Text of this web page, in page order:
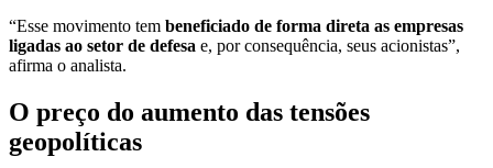
“Esse movimento tem beneficiado de forma direta as empresas
ligadas ao setor de defesa e, por consequência, seus acionistas”,
afirma o analista.
O preço do aumento das tensões
geopolíticas